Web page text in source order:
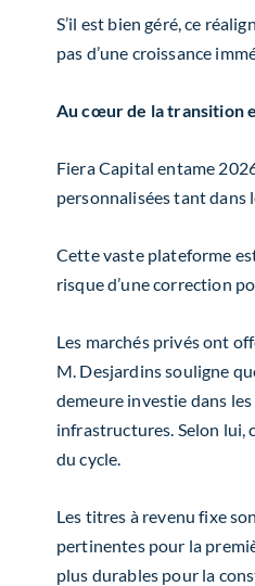
S’il est bien géré, ce
pas d’une croissance
Au cœur de la transition
Fiera Capital entame
personnaliséestant dans
Cette vaste plateforme
risque d’une correction
Les marchés privés ont
M. Desjardins souligne
demeure investie dans
infrastructures. Selon lui,
du cycle.
Les titres à revenu fixe
pertinentes pour la
plus durables pour la